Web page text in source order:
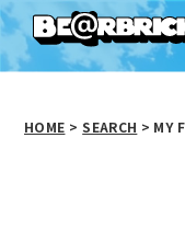
HOME > SEARCH > MY